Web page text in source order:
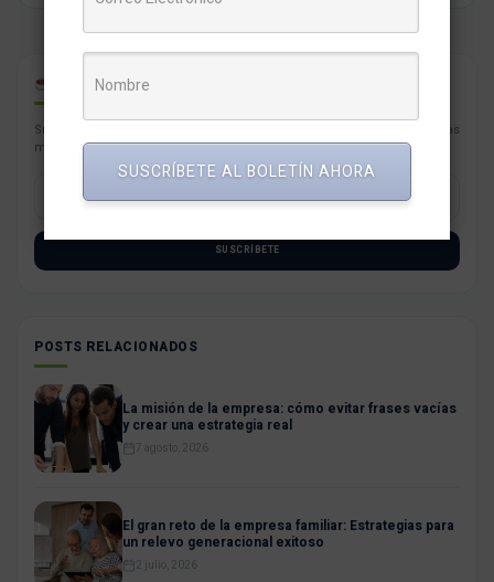
CAFÉ PARA PYMES
Suscríbete con tu correo a nuestro newsletter semanal con las noticias
más resaltantes para tu negocio.
SUSCRÍBETE
POSTS RELACIONADOS
La misión de la empresa: cómo evitar frases vacías
y crear una estrategia real
7 agosto, 2026
El gran reto de la empresa familiar: Estrategias para
un relevo generacional exitoso
2 julio, 2026
SUSCRÍBETE AL BOLETÍN AHORA